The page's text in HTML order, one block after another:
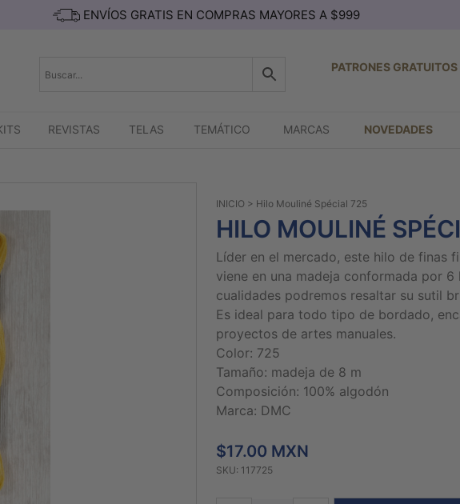
ENVÍOS GRATIS EN COMPRAS MAYORES A $999
PATRONES GRATUITOS
REVISTAS TELAS TEMÁTICO MARCAS NOVEDADES
INICIO > Hilo Mouliné Spécial 725
HILO MOULINÉ
Líder en el mercado, este hilo de finas
viene en una madeja conformada por
cualidades podremos resaltar su sutil
Es ideal para todo tipo de bordado,
proyectos de artes manuales.
Color: 725
Tamaño: madeja de 8 m
Composición: 100% algodón
Marca: DMC
$17.00 MXN
SKU: 117725